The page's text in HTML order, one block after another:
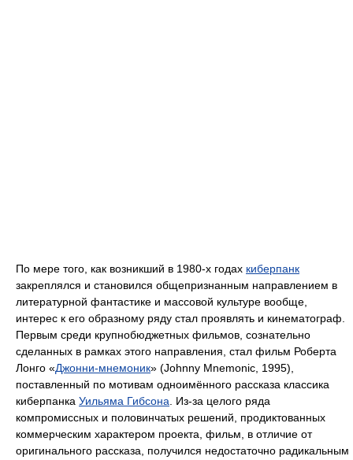
По мере того, как возникший в 1980-х годах киберпанк
закреплялся и становился общепризнанным направлением в
литературной фантастике и массовой культуре вообще,
интерес к его образному ряду стал проявлять и кинематограф.
Первым среди крупнобюджетных фильмов, сознательно
сделанных в рамках этого направления, стал фильм Роберта
Лонго «Джонни-мнемоник» (Johnny Mnemonic, 1995),
поставленный по мотивам одноимённого рассказа классика
киберпанка Уильяма Гибсона . Из-за целого ряда
компромиссных и половинчатых решений, продиктованных
коммерческим характером проекта, фильм, в отличие от
оригинального рассказа, получился недостаточно радикальным